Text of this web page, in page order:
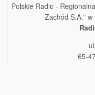
Polskie Radio -
Zachód S.A."
65-